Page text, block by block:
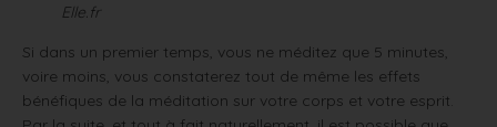
Elle.fr
Si dans un premier temps, vous ne méditez que 5 minutes,
voire moins, vous constaterez tout de même les effets
bénéfiques de la méditation sur votre corps et votre esprit.